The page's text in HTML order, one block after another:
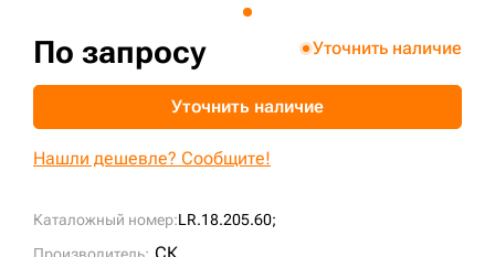
Каталожный номер:LR.18.205.60;
По запросу Уточнить наличие
Уточнить наличие
Нашли дешевле? Сообщите!